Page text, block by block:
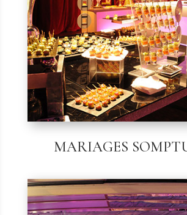
MARIAGES